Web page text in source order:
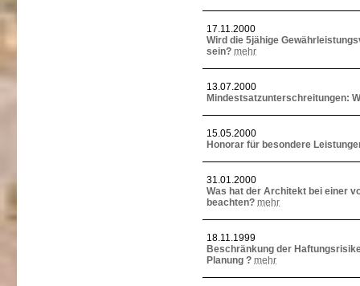
17.11.2000
Wird die 5jähige
sein? mehr
13.07.2000
Mindestsatzunterschreitungen:
15.05.2000
Honorar für besondere
31.01.2000
Was hat der Architekt bei einer
beachten? mehr
18.11.1999
Beschränkung der
Planung ? mehr